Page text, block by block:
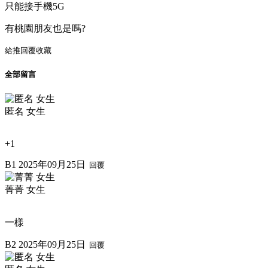
只能接手機5G
有桃園朋友也是嗎?
給推回覆收藏
全部留言
匿名 女生
+1
B1 2025年09月25日 回覆
菁菁 女生
一樣
B2 2025年09月25日 回覆